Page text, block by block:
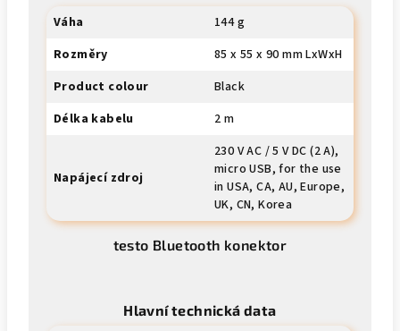
Váha
144 g
Rozměry
85 x 55 x 90 mm LxWxH
Product colour
Black
Délka kabelu
2 m
Napájecí zdroj
230 V AC / 5 V DC (2 A),
micro USB, for the use
in USA, CA, AU, Europe,
UK, CN, Korea
testo Bluetooth konektor
Hlavní technická data